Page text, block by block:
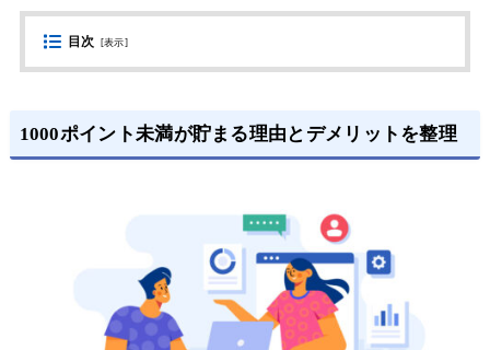
目次 [表示]
1000ポイント未満が貯まる理由とデメリットを整理